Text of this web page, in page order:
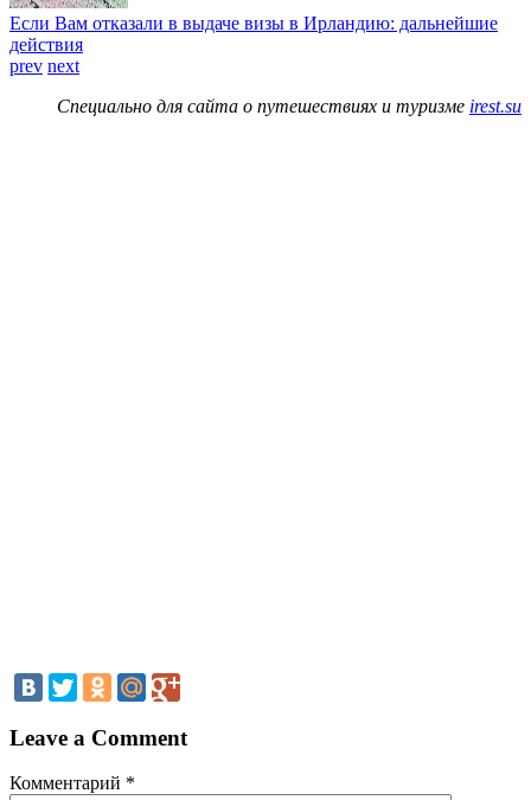
Если Вам отказали в выдаче визы в Ирландию: дальнейшие
действия
prev next
Специально для сайта о путешествиях и туризме irest.su
Leave a Comment
Комментарий *